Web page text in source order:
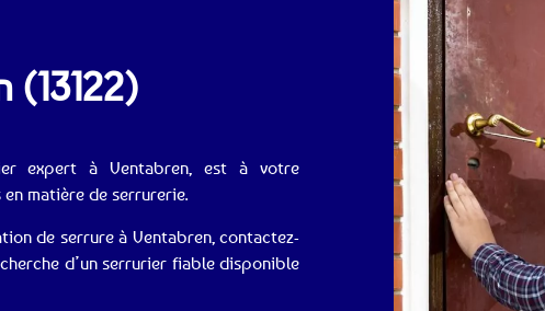
(13122)
expert à Ventabren, est à votre
matière de serrurerie.
de serrure à Ventabren, contactez-
d’un serrurier fiable disponible